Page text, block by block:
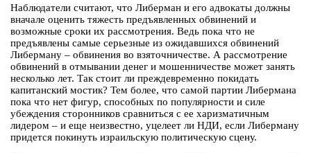
Наблюдатели считают, что Либерман и его адвокаты должны
вначале оценить тяжесть предъявленных обвинений и
возможные сроки их рассмотрения. Ведь пока что не
предъявлены самые серьезные из ожидавшихся обвинений
Либерману – обвинения во взяточничестве. А рассмотрение
обвинений в отмывании денег и мошенничестве может занять
несколько лет. Так стоит ли преждевременно покидать
капитанский мостик? Тем более, что самой партии Либермана
пока что нет фигур, способных по популярности и силе
убеждения сторонников сравниться с ее харизматичным
лидером – и еще неизвестно, уцелеет ли НДИ, если Либерману
придется покинуть израильскую политическую сцену.